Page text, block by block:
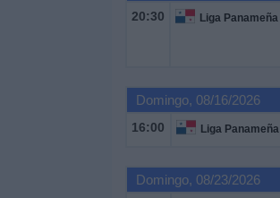
20:30 Liga Panameña
Domingo, 08/16/2026
16:00 Liga Panameña
Domingo, 08/23/2026